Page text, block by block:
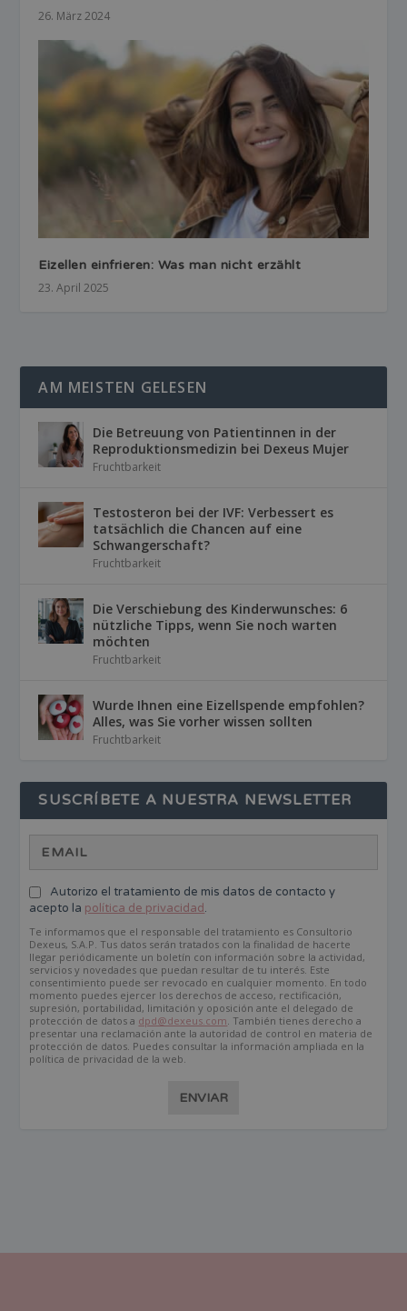
26. März 2024
Eizellen einfrieren: Was man nicht erzählt
23. April 2025
AM MEISTEN GELESEN
Die Betreuung von Patientinnen in der
Reproduktionsmedizin bei Dexeus Mujer
Fruchtbarkeit
Testosteron bei der IVF: Verbessert es
tatsächlich die Chancen auf eine
Schwangerschaft?
Fruchtbarkeit
Die Verschiebung des Kinderwunsches: 6
nützliche Tipps, wenn Sie noch warten
möchten
Fruchtbarkeit
Wurde Ihnen eine Eizellspende empfohlen?
Alles, was Sie vorher wissen sollten
Fruchtbarkeit
SUSCRÍBETE A NUESTRA NEWSLETTER
Autorizo el tratamiento de mis datos de contacto y
acepto la política de privacidad.
Te informamos que el responsable del tratamiento es Consultorio
Dexeus, S.A.P. Tus datos serán tratados con la finalidad de hacerte
llegar periódicamente un boletín con información sobre la actividad,
servicios y novedades que puedan resultar de tu interés. Este
consentimiento puede ser revocado en cualquier momento. En todo
momento puedes ejercer los derechos de acceso, rectificación,
supresión, portabilidad, limitación y oposición ante el delegado de
protección de datos a dpd@dexeus.com . También tienes derecho a
presentar una reclamación ante la autoridad de control en materia de
protección de datos. Puedes consultar la información ampliada en la
política de privacidad de la web.
ENVIAR